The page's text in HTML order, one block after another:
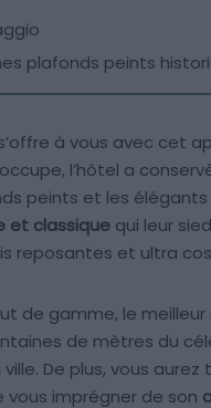
plafonds peints
à vous avec cet
l’hôtel a
peints et les
et classique qui leur
reposantes et ultra
de gamme, le meilleur
de mètres du
De plus, vous
imprégner de son